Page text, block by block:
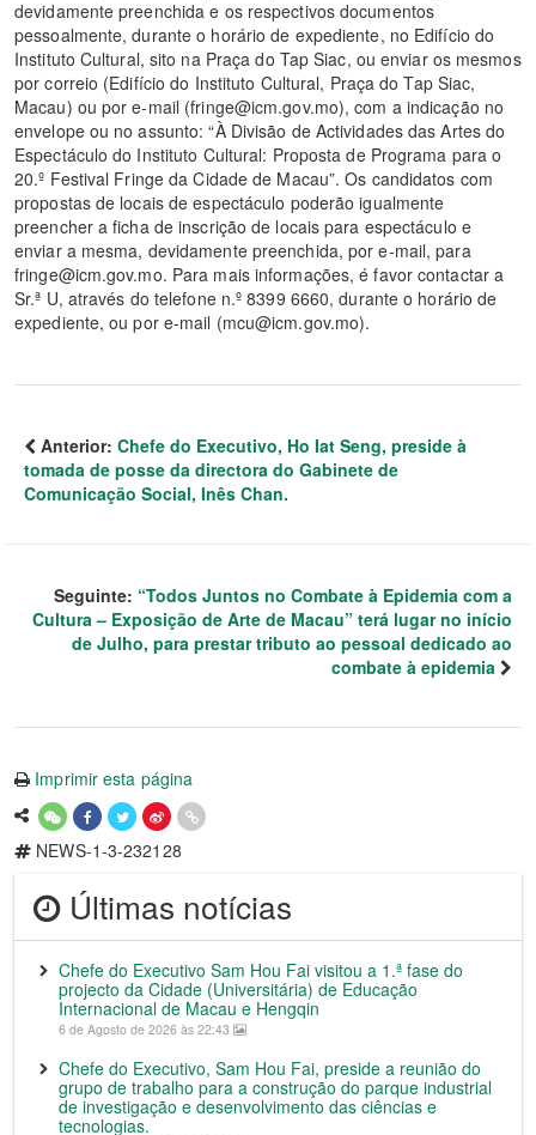
devidamente preenchida e os respectivos documentos
pessoalmente, durante o horário de expediente, no Edifício do
Instituto Cultural, sito na Praça do Tap Siac, ou enviar os mesmos
por correio (Edifício do Instituto Cultural, Praça do Tap Siac,
Macau) ou por e-mail (fringe@icm.gov.mo), com a indicação no
envelope ou no assunto: “À Divisão de Actividades das Artes do
Espectáculo do Instituto Cultural: Proposta de Programa para o
20.º Festival Fringe da Cidade de Macau”. Os candidatos com
propostas de locais de espectáculo poderão igualmente
preencher a ficha de inscrição de locais para espectáculo e
enviar a mesma, devidamente preenchida, por e-mail, para
fringe@icm.gov.mo. Para mais informações, é favor contactar a
Sr.ª U, através do telefone n.º 8399 6660, durante o horário de
expediente, ou por e-mail (mcu@icm.gov.mo).
Anterior: Chefe do Executivo, Ho Iat Seng, preside à
tomada de posse da directora do Gabinete de
Comunicação Social, Inês Chan.
Seguinte: “Todos Juntos no Combate à Epidemia com a
Cultura – Exposição de Arte de Macau” terá lugar no início
de Julho, para prestar tributo ao pessoal dedicado ao
combate à epidemia
Imprimir esta página
NEWS-1-3-232128
Últimas notícias
Chefe do Executivo Sam Hou Fai visitou a 1.ª fase do
projecto da Cidade (Universitária) de Educação
Internacional de Macau e Hengqin
6 de Agosto de 2026 às 22:43
Chefe do Executivo, Sam Hou Fai, preside a reunião do
grupo de trabalho para a construção do parque industrial
de investigação e desenvolvimento das ciências e
tecnologias.